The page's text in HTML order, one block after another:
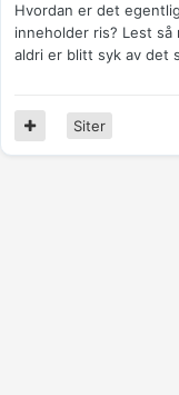
Hvordan er det
inneholder ris? Lest
aldri er blitt syk av det
Siter